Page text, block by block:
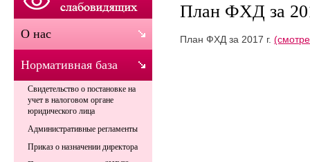
План ФХД за
План ФХД за 2017 г.
О нас
Нормативная база
Свидетельство о постановке на
учет в налоговом органе
юридического лица
Административные регламенты
Приказ о назначении директора